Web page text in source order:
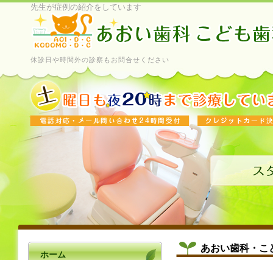
先生が症例の紹介をしています
休診日や時間外の診察もお問合せください
あおい歯科・こ
ホーム